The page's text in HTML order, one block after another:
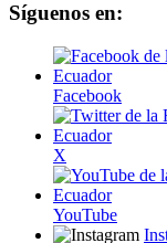
Síguenos en:
Facebook
X
YouTube